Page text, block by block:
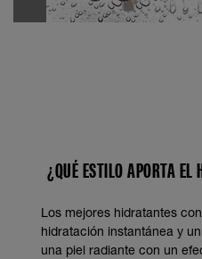
¿QUÉ ESTILO APORTA EL
Los mejores hidratantes
hidratación instantánea y
una piel radiante con un